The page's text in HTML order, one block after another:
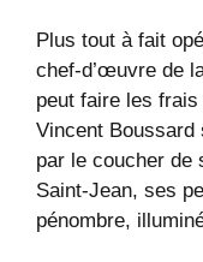
Plus tout à fait
chef-d’œuvre de
peut faire les frais
Vincent Boussard
par le coucher de
Saint-Jean, ses
pénombre,